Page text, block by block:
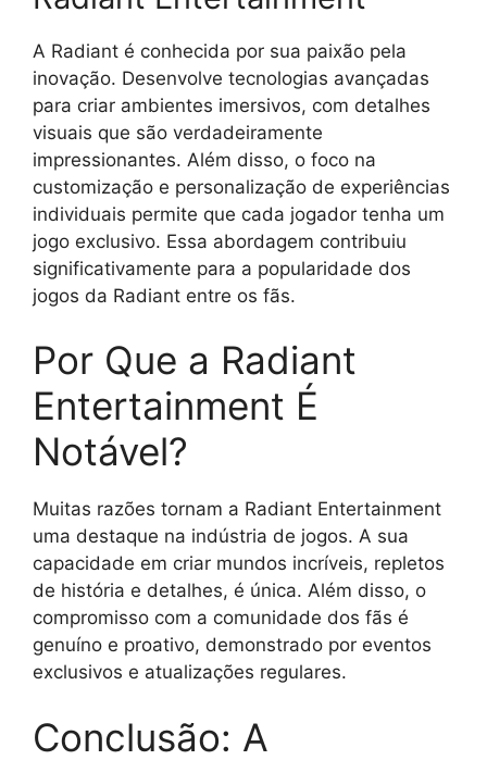
A Radiant é conhecida por sua paixão pela
inovação. Desenvolve tecnologias avançadas
para criar ambientes imersivos, com detalhes
visuais que são verdadeiramente
impressionantes. Além disso, o foco na
customização e personalização de experiências
individuais permite que cada jogador tenha um
jogo exclusivo. Essa abordagem contribuiu
significativamente para a popularidade dos
jogos da Radiant entre os fãs.
Por Que a Radiant
Entertainment É
Notável?
Muitas razões tornam a Radiant Entertainment
uma destaque na indústria de jogos. A sua
capacidade em criar mundos incríveis, repletos
de história e detalhes, é única. Além disso, o
compromisso com a comunidade dos fãs é
genuíno e proativo, demonstrado por eventos
exclusivos e atualizações regulares.
Conclusão: A